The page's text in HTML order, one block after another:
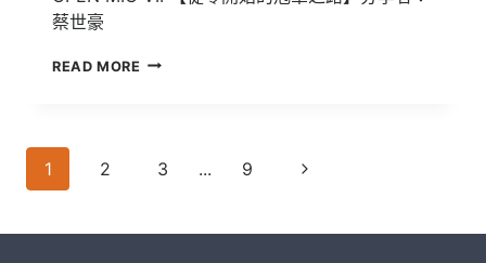
蔡世豪
READ MORE OPEN
Page
navigation
1 2 3 ... 9
Next